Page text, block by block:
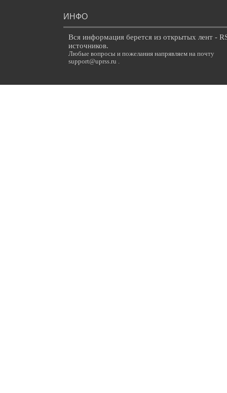
ИНФО
Вся информация берется из открытых лент -
источников.
Любые вопросы и пожелания напрявляем на почту
support@uprss.ru .